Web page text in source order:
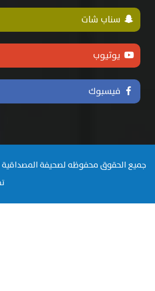
سناب شات
يوتيوب
فيسبوك
جميع الحقوق محفوظه لصحيفة المصداقية